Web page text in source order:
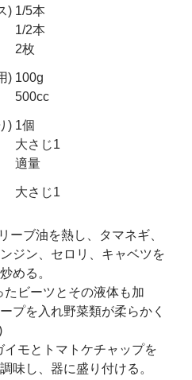
) 1/5本
1/2本
2枚
) 100g
500cc
) 1個
大さじ1
適量
大さじ1
ーブ油を熱し、タマネギ、
ジン、セロリ、キャベツを
める。
ビーツとその液体も加
プを入れ野菜類が柔らかく
モとトマトケチャップを
味し、器に盛り付ける。